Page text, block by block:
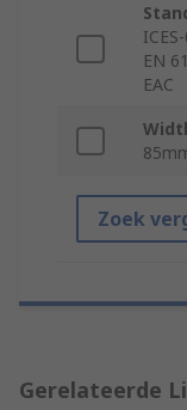
EN
EAC
Zoek
Gerelateerde